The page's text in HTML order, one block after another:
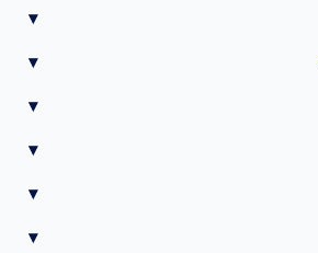
▾
▾
▾
▾
▾
▾